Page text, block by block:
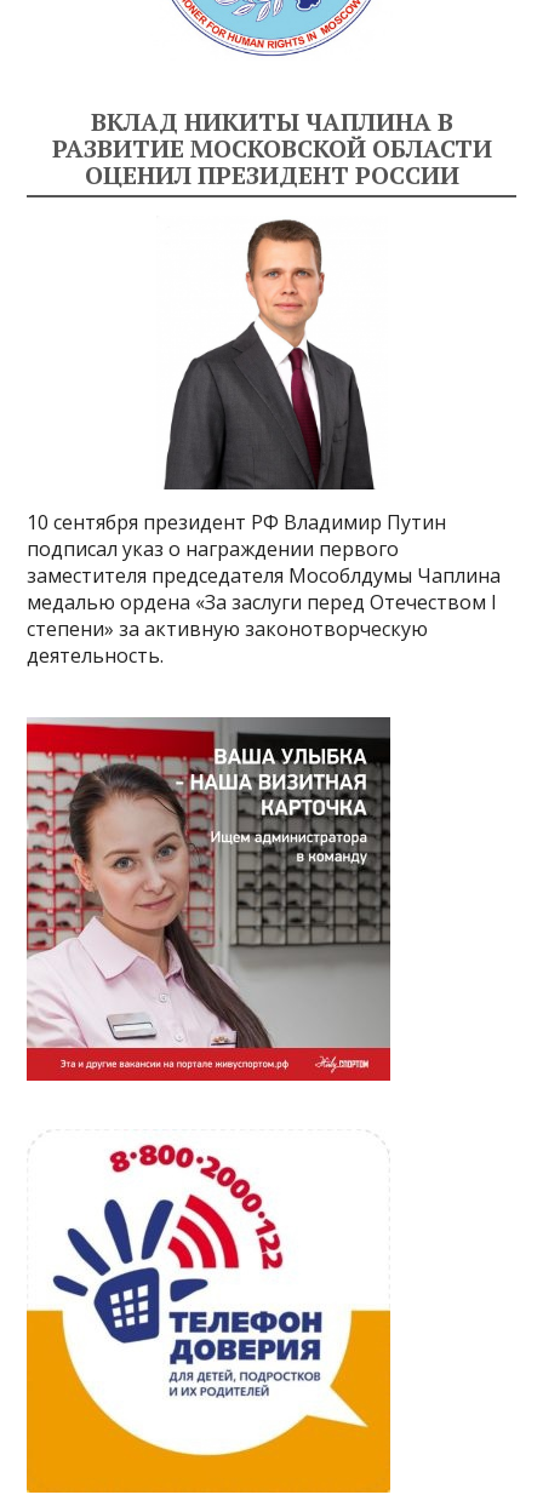
ВКЛАД НИКИТЫ ЧАПЛИНА В
РАЗВИТИЕ МОСКОВСКОЙ ОБЛАСТИ
ОЦЕНИЛ ПРЕЗИДЕНТ РОССИИ
10 сентября президент РФ Владимир Путин
подписал указ о награждении первого
заместителя председателя Мособлдумы Чаплина
медалью ордена «За заслуги перед Отечеством I
степени» за активную законотворческую
деятельность.